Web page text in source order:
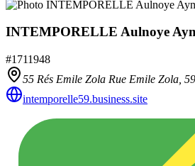
INTEMPORELLE Aulnoye
#1711948
55 Rés Emile Zola Rue Emile Zola,
intemporelle59.business.site